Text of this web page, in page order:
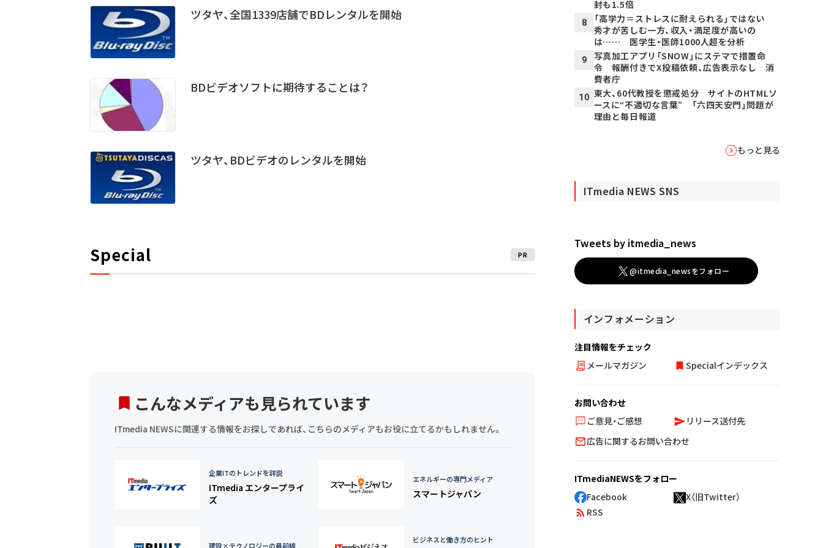
ツタヤ、全国1339店舗でBDレンタルを開始
BDビデオソフトに期待することは？
ツタヤ、BDビデオのレンタルを開始
Special PR
こんなメディアも見られています
ITmedia NEWSに関連する情報をお探しであれば、こちらのメディアもお役に立てるかもしれません。
企業ITのトレンドを詳説
ITmedia エンタープライ
ズ
エネルギーの専門メディア
スマートジャパン
建設×テクノロジーの最前線
ビジネスと働き方のヒント
封も1.5倍
8
「高学力＝ストレスに耐えられる」ではない
秀才が苦しむ一方、収入・満足度が高いの
は…… 医学生・医師1000人超を分析
9
写真加工アプリ「SNOW」にステマで措置命
令 報酬付きでX投稿依頼、広告表示なし 消
費者庁
10 東大、60代教授を懲戒処分 サイトのHTMLソ
ースに“不適切な言葉” 「六四天安門」問題が
理由と毎日報道
もっと見る
ITmedia NEWS SNS
Tweets by itmedia_news
@itmedia_newsをフォロー
インフォメーション
注目情報をチェック
メールマガジン
Specialインデックス
お問い合わせ
ご意見・ご感想
リリース送付先
広告に関するお問い合わせ
ITmediaNEWSをフォロー
Facebook
X（旧Twitter）
RSS